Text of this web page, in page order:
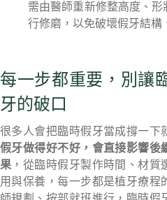
需由醫師重新修整高度、形
行修磨，以免破壞假牙結構
每一步都重要，別讓
牙的破口
很多人會把臨時假牙當成撐一下
假牙做得好不好，會直接影響後
果 ，從臨時假牙製作時間、材質
用與保養，每一步都是植牙療程